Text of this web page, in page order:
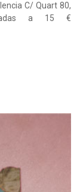
C/ Quart 80,
a 15 €